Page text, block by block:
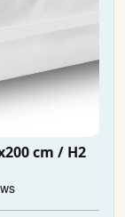
cm / H2